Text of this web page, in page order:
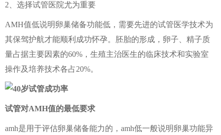
2、选择试管医院尤为重要
AMH值低说明卵巢储备功能低，需要先进的试管医学技术为
其保驾护航才能顺利成功怀孕。胚胎的形成，卵子、精子质
量占据主要因素的60%，生殖主治医生的临床技术和实验室
操作及培养技术各占20%。
试管对AMH值的最低要求
amh是用于评估卵巢储备能力的，amh低一般说明卵巢功能异